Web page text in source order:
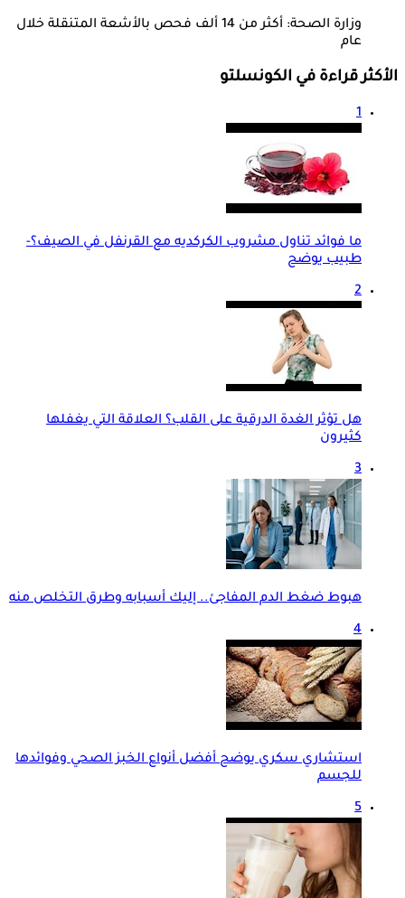
وزارة الصحة: أكثر من 14 ألف فحص بالأشعة المتنقلة خلال
عام
الأكثر قراءة في الكونسلتو
1
ما فوائد تناول مشروب الكركديه مع القرنفل في الصيف؟-
طبيب يوضح
2
هل تؤثر الغدة الدرقية على القلب؟ العلاقة التي يغفلها
كثيرون
3
هبوط ضغط الدم المفاجئ.. إليك أسبابه وطرق التخلص منه
4
استشاري سكري يوضح أفضل أنواع الخبز الصحي وفوائدها
للجسم
5